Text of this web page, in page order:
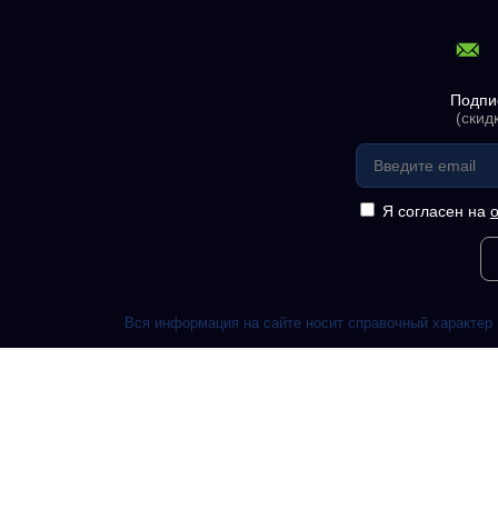
Я согласен на
Вся информация на сайте носит справочный